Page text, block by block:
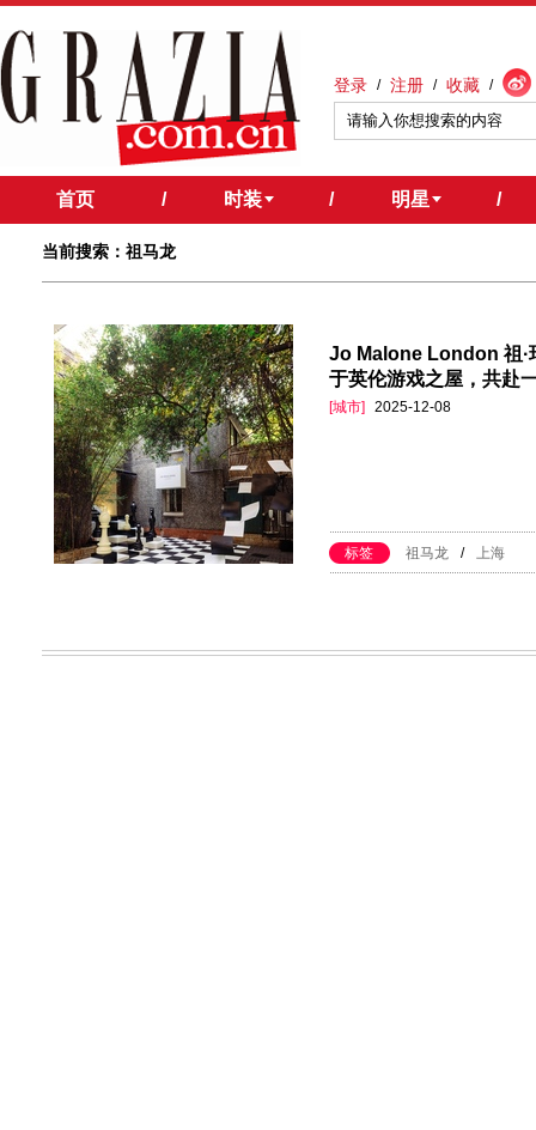
登录 / 注册 / 收藏 /
首页 / 时装 / 明星 /
当前搜索：祖马龙
Jo Malone London 祖·
于英伦游戏之屋，共赴
[城市] 2025-12-08
标签 祖马龙 / 上海